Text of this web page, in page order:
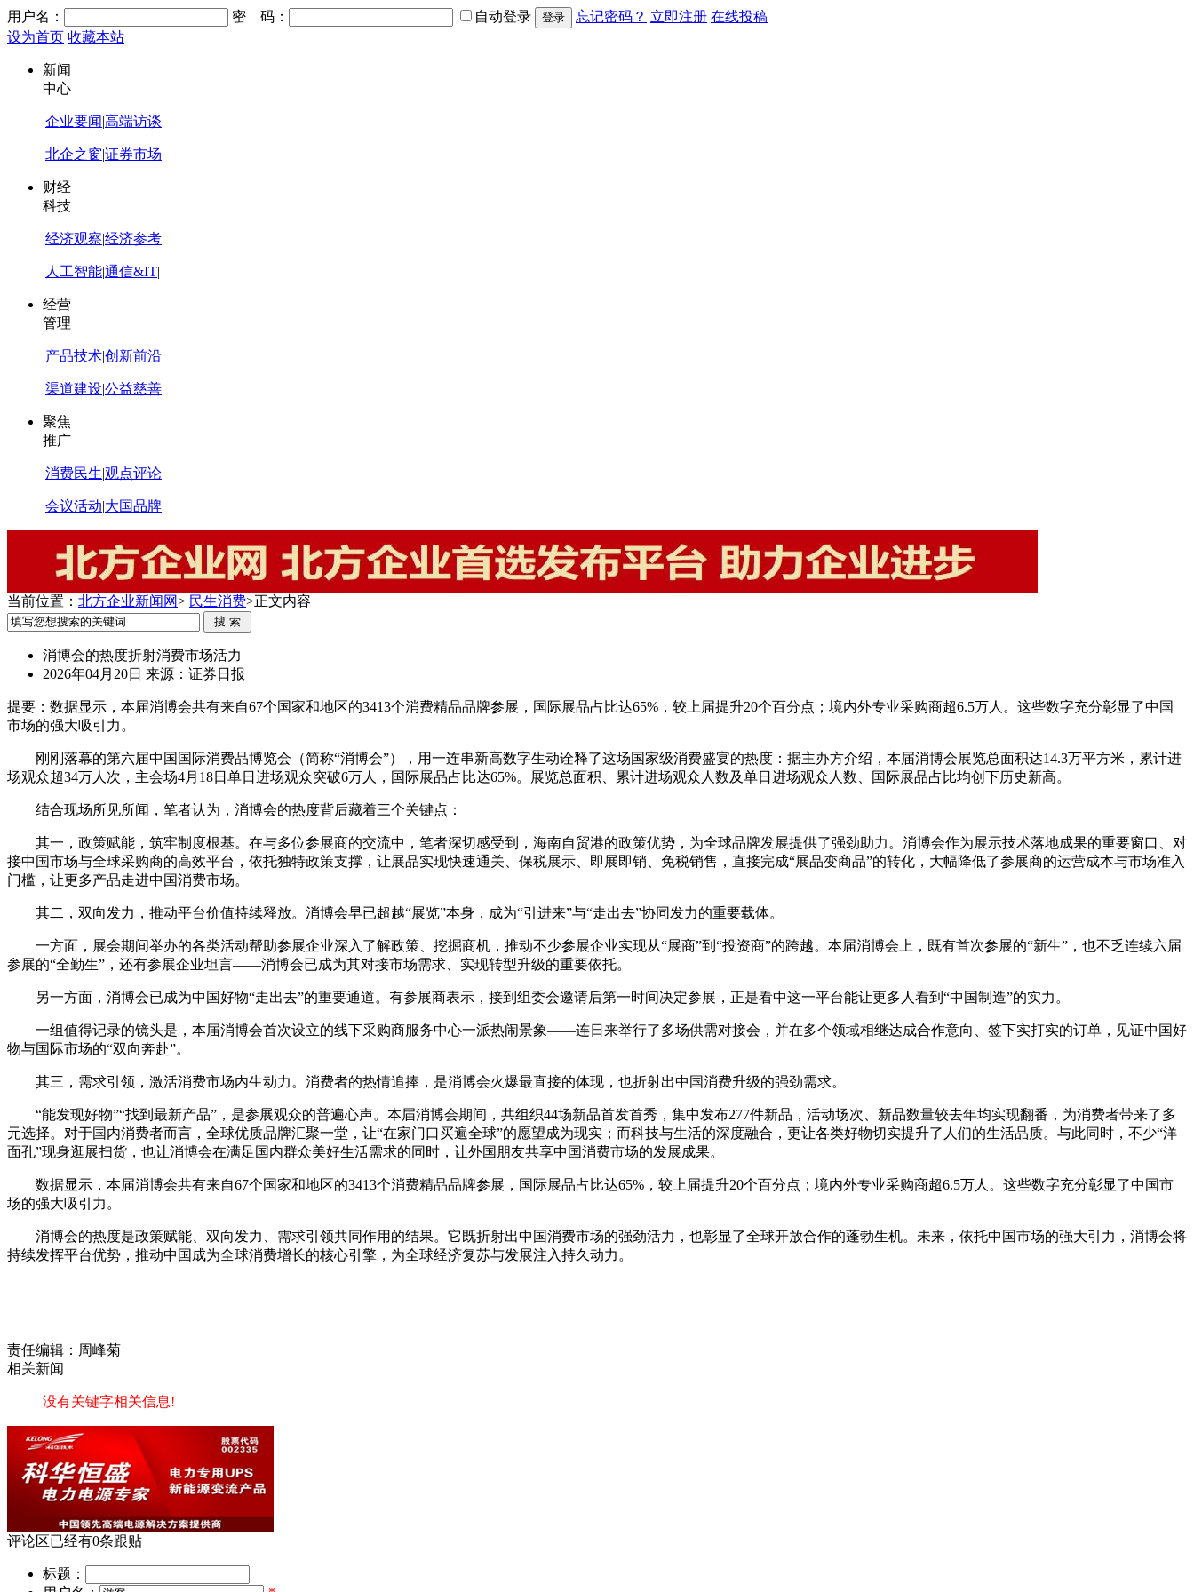
用户名： 密 码： 自动登录 忘记密码？ 立即注册 在线投稿
设为首页 收藏本站
新闻
中心
|企业要闻|高端访谈|
|北企之窗|证券市场|
财经
科技
|经济观察|经济参考|
| 人工智能|通信&IT|
经营
管理
|产品技术|创新前沿|
|渠道建设|公益慈善|
聚焦
推广
|消费民生|观点评论
|会议活动|大国品牌
当前位置： 北方企业新闻网> 民生消费>正文内容
消博会的热度折射消费市场活力
2026年04月20日 来源：证券日报
提要： 数据显示，本届消博会共有来自67个国家和地区的3413个消费精品品牌参展，国际展品占比达65%，较上届提升20个百分点；境内外专业采购商超6.5万人。这些数字充分彰显了中国
市场的强大吸引力。
刚刚落幕的第六届中国国际消费品博览会（简称“消博会”），用一连串新高数字生动诠释了这场国家级消费盛宴的热度：据主办方介绍，本届消博会展览总面积达14.3万平方米，累计进
场观众超34万人次，主会场4月18日单日进场观众突破6万人，国际展品占比达65%。展览总面积、累计进场观众人数及单日进场观众人数、国际展品占比均创下历史新高。
结合现场所见所闻，笔者认为，消博会的热度背后藏着三个关键点：
其一，政策赋能，筑牢制度根基。在与多位参展商的交流中，笔者深切感受到，海南自贸港的政策优势，为全球品牌发展提供了强劲助力。消博会作为展示技术落地成果的重要窗口、对
接中国市场与全球采购商的高效平台，依托独特政策支撑，让展品实现快速通关、保税展示、即展即销、免税销售，直接完成“展品变商品”的转化，大幅降低了参展商的运营成本与市场准入
门槛，让更多产品走进中国消费市场。
其二，双向发力，推动平台价值持续释放。消博会早已超越“展览”本身，成为“引进来”与“走出去”协同发力的重要载体。
一方面，展会期间举办的各类活动帮助参展企业深入了解政策、挖掘商机，推动不少参展企业实现从“展商”到“投资商”的跨越。本届消博会上，既有首次参展的“新生”，也不乏连续六届
参展的“全勤生”，还有参展企业坦言——消博会已成为其对接市场需求、实现转型升级的重要依托。
另一方面，消博会已成为中国好物“走出去”的重要通道。有参展商表示，接到组委会邀请后第一时间决定参展，正是看中这一平台能让更多人看到“中国制造”的实力。
一组值得记录的镜头是，本届消博会首次设立的线下采购商服务中心一派热闹景象——连日来举行了多场供需对接会，并在多个领域相继达成合作意向、签下实打实的订单，见证中国好
物与国际市场的“双向奔赴”。
其三，需求引领，激活消费市场内生动力。消费者的热情追捧，是消博会火爆最直接的体现，也折射出中国消费升级的强劲需求。
“能发现好物”“找到最新产品”，是参展观众的普遍心声。本届消博会期间，共组织44场新品首发首秀，集中发布277件新品，活动场次、新品数量较去年均实现翻番，为消费者带来了多
元选择。对于国内消费者而言，全球优质品牌汇聚一堂，让“在家门口买遍全球”的愿望成为现实；而科技与生活的深度融合，更让各类好物切实提升了人们的生活品质。与此同时，不少“洋
面孔”现身逛展扫货，也让消博会在满足国内群众美好生活需求的同时，让外国朋友共享中国消费市场的发展成果。
数据显示，本届消博会共有来自67个国家和地区的3413个消费精品品牌参展，国际展品占比达65%，较上届提升20个百分点；境内外专业采购商超6.5万人。这些数字充分彰显了中国市
场的强大吸引力。
消博会的热度是政策赋能、双向发力、需求引领共同作用的结果。它既折射出中国消费市场的强劲活力，也彰显了全球开放合作的蓬勃生机。未来，依托中国市场的强大引力，消博会将
持续发挥平台优势，推动中国成为全球消费增长的核心引擎，为全球经济复苏与发展注入持久动力。
责任编辑：周峰菊
相关新闻
没有关键字相关信息!
评论区已经有0条跟贴
标题：